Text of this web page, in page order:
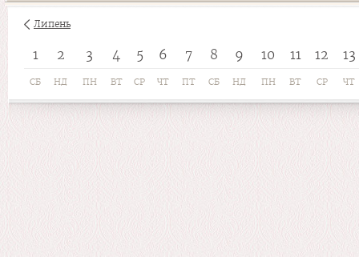
Липень
1 2 3 4 5 6 7 8 9 10 11 12 13
СБ НД ПН ВТ СР ЧТ ПТ СБ НД ПН ВТ СР ЧТ